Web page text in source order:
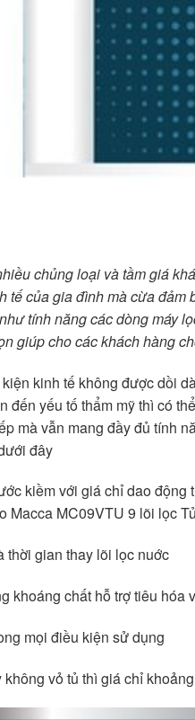
chủng loại và tầm giá
tế của gia đình mà cừa
tính năng các dòng máy
giúp cho các khách hàng
kinh tế không được dồi
đến yếu tố thẩm mỹ thì có
mà vẫn mang đầy đủ tính
đây
kiềm với giá chỉ dao
Macca MC09VTU 9 lõi lọc
thời gian thay lõi lọc nuớc
khoáng chất hỗ trợ tiêu hóa
mọi điều kiện sử dụng
vỏ tủ thì giá chỉ